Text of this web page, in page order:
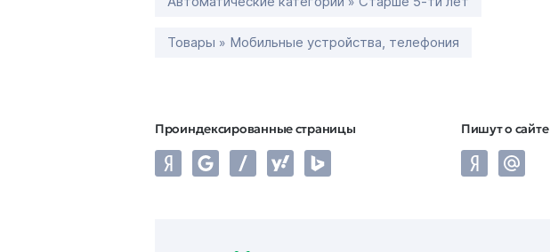
Товары » Мобильные устройства, телефония
Проиндексированные страницы Пишут о сайте